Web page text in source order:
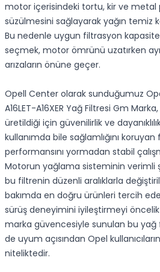
motor içerisindeki tortu, kir ve metal
süzülmesini sağlayarak yağın temiz
Bu nedenle uygun filtrasyon
seçmek, motor ömrünü uzatırken
arızaların önüne geçer.
Opell Center olarak sunduğumuz
A16LET-A16XER Yağ Filtresi Gm
üretildiği için güvenilirlik ve
kullanımda bile sağlamlığını
performansını yormadan stabil
Motorun yağlama sisteminin verimli
bu filtrenin düzenli aralıklarla
bakımda en doğru ürünleri tercih
sürüş deneyimini iyileştirmeyi
marka güvencesiyle sunulan bu
de uyum açısından Opel
niteliktedir.